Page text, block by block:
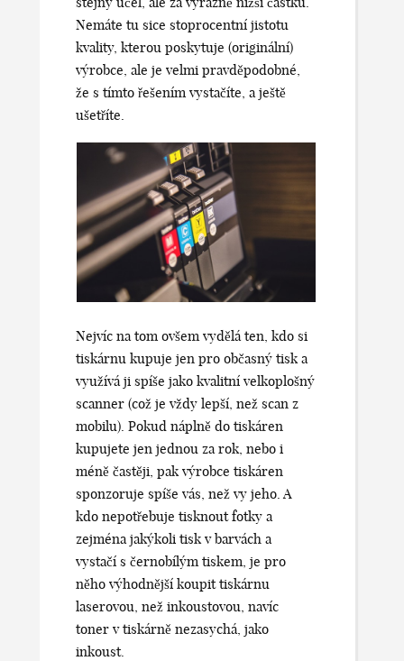
Nemáte tu sice stoprocentní jistotu
kvality, kterou poskytuje (originální)
výrobce, ale je velmi pravděpodobné,
že s tímto řešením vystačíte, a ještě
ušetříte.
Nejvíc na tom ovšem vydělá ten, kdo si
tiskárnu kupuje jen pro občasný tisk a
využívá ji spíše jako kvalitní velkoplošný
scanner (což je vždy lepší, než scan z
mobilu). Pokud náplně do tiskáren
kupujete jen jednou za rok, nebo i
méně častěji, pak výrobce tiskáren
sponzoruje spíše vás, než vy jeho. A
kdo nepotřebuje tisknout fotky a
zejména jakýkoli tisk v barvách a
vystačí s černobílým tiskem, je pro
něho výhodnější koupit tiskárnu
laserovou, než inkoustovou, navíc
toner v tiskárně nezasychá, jako
inkoust.